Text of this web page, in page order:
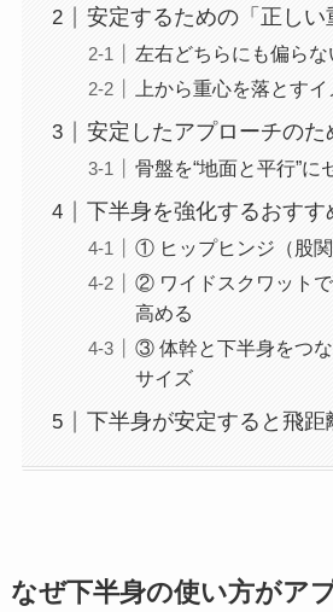
安定するための「正しい
左右どちらにも偏らな
上から重心を落とす
安定したアプローチのた
骨盤を“地面と平行”に
下半身を強化するおすす
① ヒップヒンジ（股関
② ワイドスクワット
高める
③ 体幹と下半身をつ
サイズ
下半身が安定すると飛距
なぜ下半身の使い方がア